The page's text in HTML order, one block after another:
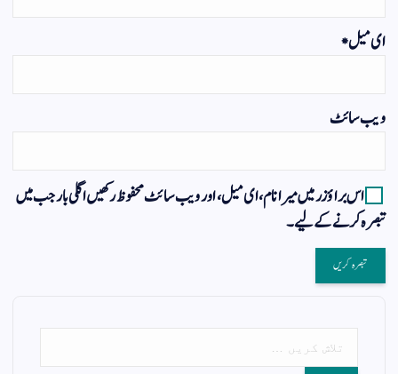
ای میل*
ویب‌ سائٹ
اس براؤزر میں میرا نام، ای میل، اور ویب سائٹ محفوظ رکھیں اگلی بار جب میں
تبصرہ کرنے کےلیے۔